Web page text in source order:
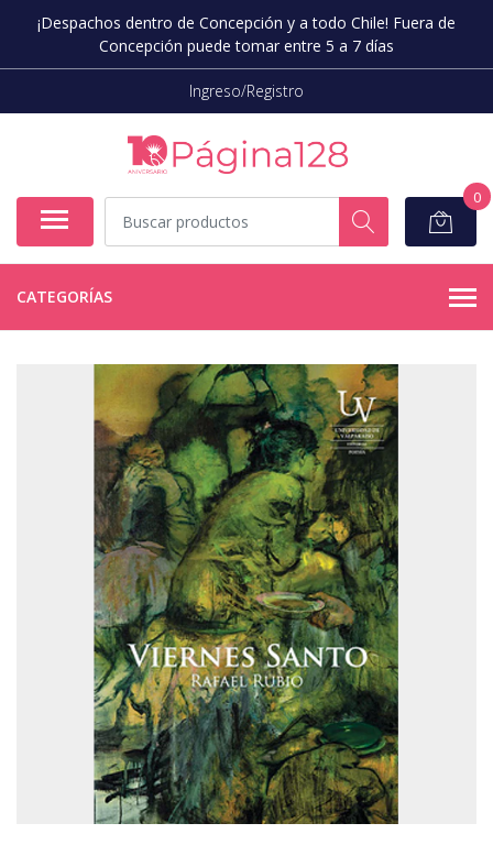
¡Despachos dentro de Concepción y a todo Chile! Fuera de
Concepción puede tomar entre 5 a 7 días
Ingreso/Registro
0
CATEGORÍAS